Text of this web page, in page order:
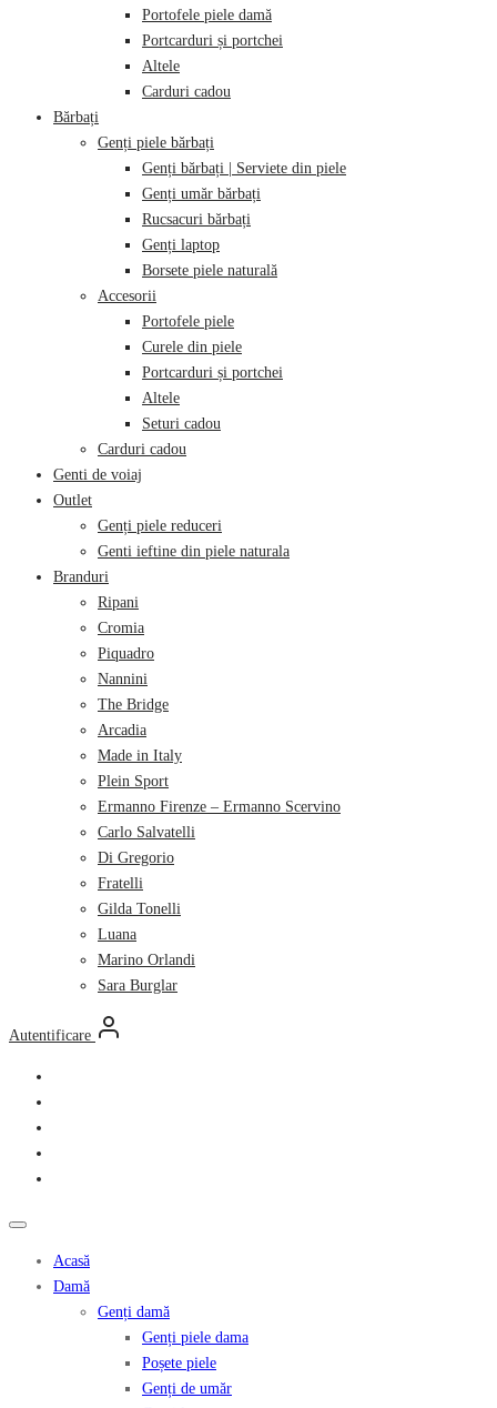
Portofele piele damă
Portcarduri și portchei
Altele
Carduri cadou
Bărbați
Genți piele bărbați
Genți bărbați | Serviete din piele
Genți umăr bărbați
Rucsacuri bărbați
Genți laptop
Borsete piele naturală
Accesorii
Portofele piele
Curele din piele
Portcarduri și portchei
Altele
Seturi cadou
Carduri cadou
Genti de voiaj
Outlet
Genți piele reduceri
Genti ieftine din piele naturala
Branduri
Ripani
Cromia
Piquadro
Nannini
The Bridge
Arcadia
Made in Italy
Plein Sport
Ermanno Firenze – Ermanno Scervino
Carlo Salvatelli
Di Gregorio
Fratelli
Gilda Tonelli
Luana
Marino Orlandi
Sara Burglar
Autentificare
Acasă
Damă
Genți damă
Genți piele dama
Poșete piele
Genți de umăr